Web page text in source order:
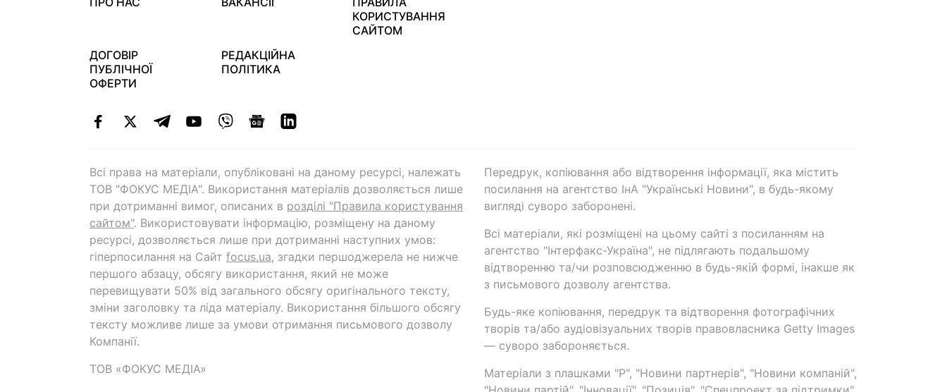
КОРИСТУВАННЯ
САЙТОМ
ДОГОВІР
ПУБЛІЧНОЇ
ОФЕРТИ
РЕДАКЦІЙНА
ПОЛІТИКА
Всі права на матеріали, опубліковані на даному ресурсі, належать
ТОВ "ФОКУС МЕДІА". Використання матеріалів дозволяється лише
при дотриманні вимог, описаних в розділі "Правила користування
сайтом". Використовувати інформацію, розміщену на даному
ресурсі, дозволяється лише при дотриманні наступних умов:
гіперпосилання на Cайт focus.ua, згадки першоджерела не нижче
першого абзацу, обсягу використання, який не може
перевищувати 50% від загального обсягу оригінального тексту,
зміни заголовку та ліда матеріалу. Використання більшого обсягу
тексту можливе лише за умови отримання письмового дозволу
Компанії.
ТОВ «ФОКУС МЕДІА»
Передрук, копіювання або відтворення інформації, яка містить
посилання на агентство ІнА "Українські Новини", в будь-якому
вигляді суворо заборонені.
Всі матеріали, які розміщені на цьому сайті з посиланням на
агентство "Інтерфакс-Україна", не підлягають подальшому
відтворенню та/чи розповсюдженню в будь-якій формі, інакше як
з письмового дозволу агентства.
Будь-яке копіювання, передрук та відтворення фотографічних
творів та/або аудіовізуальних творів правовласника Getty Images
— суворо забороняється.
Матеріали з плашками "Р", "Новини партнерів", "Новини компаній",